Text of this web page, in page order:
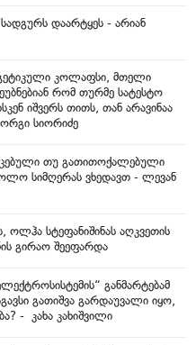
დაარტყეს - არიან
კოლაფსი, მთელი
რომ თურმე სატესტო
იშვერს თითს, თან არავინაა
სიორიძე
თუ გათითოქალებული
სიმღერას ვხედავთ - ლევან
ოლჰა სტეფანიშინას აღკვეთის
გირაო შეეფარდა
განმარტებამ
გათიშვა გარდაუვალი იყო,
- კახა კახიშვილი